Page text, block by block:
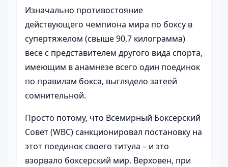
Изначально противостояние
действующего чемпиона мира по боксу в
супертяжелом (свыше 90,7 килограмма)
весе с представителем другого вида спорта,
имеющим в анамнезе всего один поединок
по правилам бокса, выглядело затеей
сомнительной.
Просто потому, что Всемирный Боксерский
Совет (WBC) санкционировал постановку на
этот поединок своего титула – и это
взорвало боксерский мир. Верховен, при